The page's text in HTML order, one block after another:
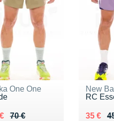
One One
70 €
de 70 €
59 €
New
RC
Au lieu
35 €
Vendu